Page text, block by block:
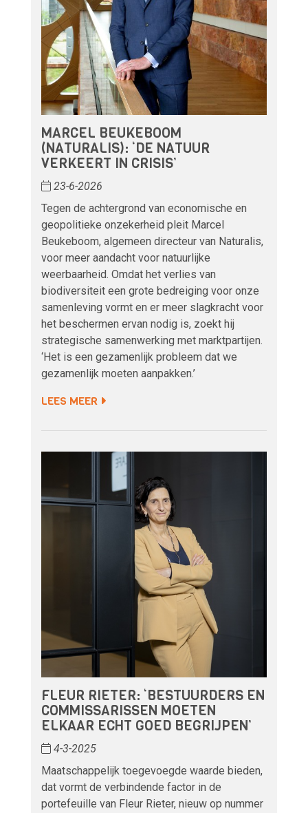
MARCEL BEUKEBOOM
(NATURALIS): ‘DE NATUUR
VERKEERT IN CRISIS’
23-6-2026
Tegen de achtergrond van economische en
geopolitieke onzekerheid pleit Marcel
Beukeboom, algemeen directeur van Naturalis,
voor meer aandacht voor natuurlijke
weerbaarheid. Omdat het verlies van
biodiversiteit een grote bedreiging voor onze
samenleving vormt en er meer slagkracht voor
het beschermen ervan nodig is, zoekt hij
strategische samenwerking met marktpartijen.
‘Het is een gezamenlijk probleem dat we
gezamenlijk moeten aanpakken.’
LEES MEER
FLEUR RIETER: ‘BESTUURDERS EN
COMMISSARISSEN MOETEN
ELKAAR ECHT GOED BEGRIJPEN’
4-3-2025
Maatschappelijk toegevoegde waarde bieden,
dat vormt de verbindende factor in de
portefeuille van Fleur Rieter, nieuw op nummer